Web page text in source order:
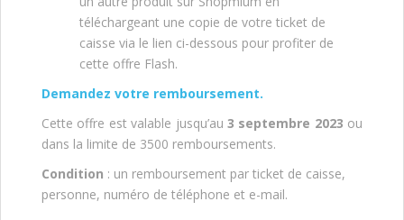
téléchargeant une copie de votre ticket de
caisse via le lien ci-dessous pour profiter de
cette offre Flash.
Demandez votre remboursement.
Cette offre est valable jusqu’au 3 septembre 2023 ou
dans la limite de 3500 remboursements.
Condition : un remboursement par ticket de caisse,
personne, numéro de téléphone et e-mail.